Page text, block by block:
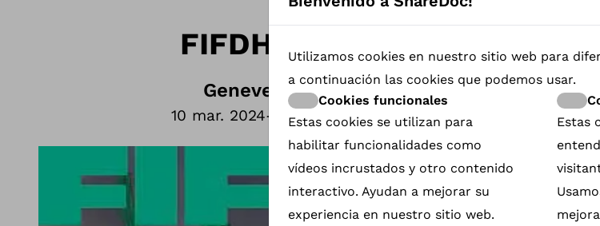
FIFDH 2024
Geneve Suiza
10 mar. 2024- 12 mar. 2024
Utilizamos cookies en nuestro sitio web para
a continuación las cookies que podemos usar.
Cookies funcionales
Estas cookies se utilizan para
habilitar funcionalidades como
vídeos incrustados y otro contenido
interactivo. Ayudan a mejorar su
experiencia en nuestro sitio web.
Estas